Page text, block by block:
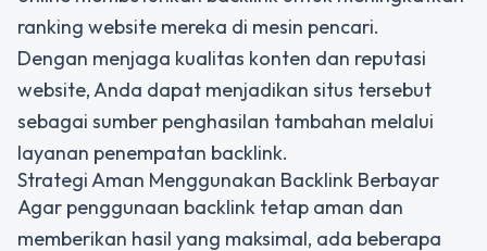
ranking website mereka di mesin pencari.
Dengan menjaga kualitas konten dan reputasi
website, Anda dapat menjadikan situs tersebut
sebagai sumber penghasilan tambahan melalui
layanan penempatan backlink.
Strategi Aman Menggunakan Backlink Berbayar
Agar penggunaan backlink tetap aman dan
memberikan hasil yang maksimal, ada beberapa